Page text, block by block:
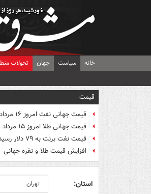
خانه سیاست جهان تحولات
قیمت
قیمت جهانی نفت امروز ۱۶ مرداد
قیمت جهانی طلا امروز ۱۵ مرداد
قیمت نفت برنت به ۷۹ دلار رسید
افزایش قیمت طلا و نقره جهانی
استان: